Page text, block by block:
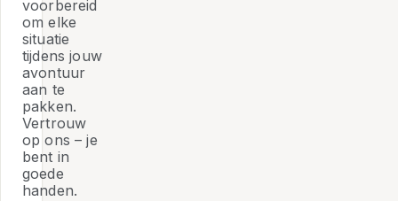
voorbereid
om elke
situatie
tijdens jouw
avontuur
aan te
pakken.
Vertrouw
op ons – je
bent in
goede
handen.